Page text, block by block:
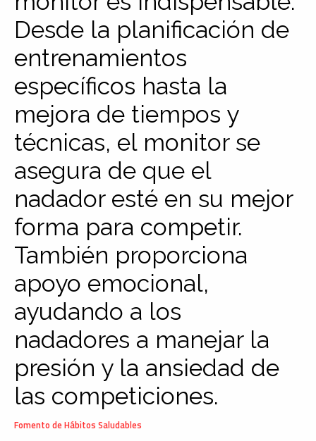
Desde la planificación de
entrenamientos
específicos hasta la
mejora de tiempos y
técnicas, el monitor se
asegura de que el
nadador esté en su mejor
forma para competir.
También proporciona
apoyo emocional,
ayudando a los
nadadores a manejar la
presión y la ansiedad de
las competiciones.
Fomento de Hábitos Saludables